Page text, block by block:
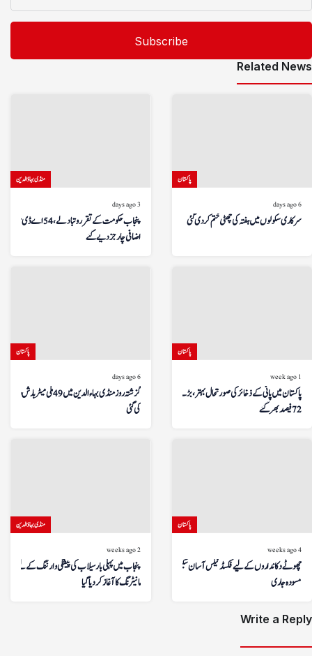
Related News
منڈی بہاؤالدین
3 days ago
پنجاب حکومت کے تقرر و تبادلے، 54 اے ڈی سیز کو
اضافی چارجز دیے گئے
پاکستان
6 days ago
سرکاری سکولوں میں ہفتہ کی چھٹی ختم کر دی گئی
پاکستان
6 days ago
گزشتہ روز منڈی بہاءالدین میں 49 ملی میٹر بارش ریکارڈ
کی گئی
پاکستان
1 week ago
پاکستان میں پانی کے ذخائر کی صورتحال بہتر، بڑے ڈیم
72 فیصد بھر گئے
منڈی بہاؤالدین
2 weeks ago
پنجاب میں پہلی بار سیلاب کی پیشگی وارننگ کے لیے
مانیٹرنگ کا آغاز کر دیا گیا
پاکستان
4 weeks ago
چھوٹے دکانداروں کے لیے فکسڈ ٹیکس آسان سکیم کا
مسودہ جاری
Write a Reply